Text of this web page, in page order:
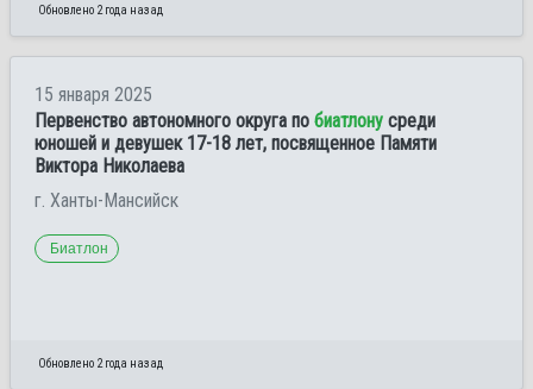
Обновлено 2 года назад
15 января 2025
Первенство автономного округа по биатлону среди
юношей и девушек 17-18 лет, посвященное Памяти
Виктора Николаева
г. Ханты-Мансийск
Биатлон
Обновлено 2 года назад